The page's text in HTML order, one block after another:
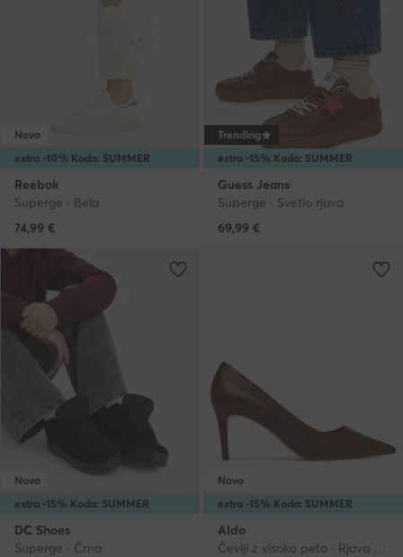
extra -10% Koda: SUMMER
Novo
Reebok
Superge · Bela
74,99 €
extra -15% Koda: SUMMER
Trending
Guess Jeans
Superge · Svetlo rjava
69,99 €
extra -15% Koda: SUMMER
Novo
DC Shoes
Superge · Črna
extra -15% Koda: SUMMER
Novo
Aldo
Čevlji z visoko peto · Rjava · 7.5 cm